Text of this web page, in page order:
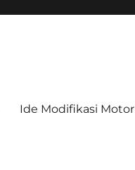
Ide Modifikasi Motor